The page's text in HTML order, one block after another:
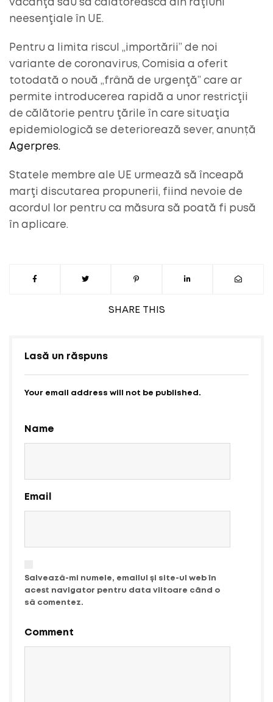
SHARE THIS
vacanţă sau să călătorească din raţiuni
neesenţiale în UE.
Pentru a limita riscul „importării” de noi
variante de coronavirus, Comisia a oferit
totodată o nouă „frână de urgenţă” care ar
permite introducerea rapidă a unor restricţii
de călătorie pentru ţările în care situaţia
epidemiologică se deteriorează sever, anunță
Agerpres.
Statele membre ale UE urmează să înceapă
marţi discutarea propunerii, fiind nevoie de
acordul lor pentru ca măsura să poată fi pusă
în aplicare.
Lasă un răspuns
Your email address will not be published.
Name
Email
Salvează-mi numele, emailul și site-ul web în
acest navigator pentru data viitoare când o
să comentez.
Comment